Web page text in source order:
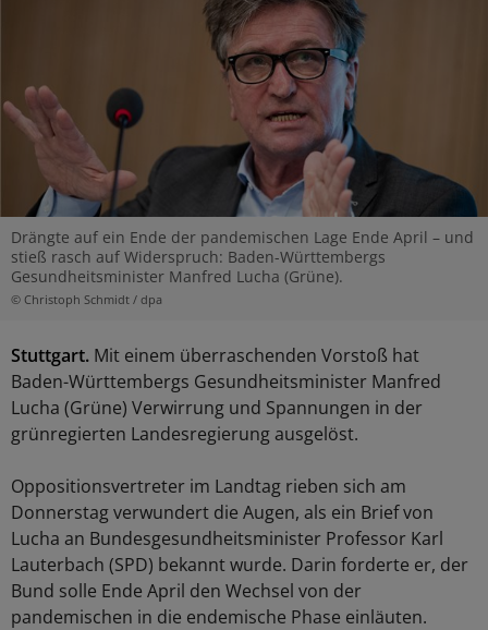
Drängte auf ein Ende der pandemischen Lage Ende April – und
stieß rasch auf Widerspruch: Baden-Württembergs
Gesundheitsminister Manfred Lucha (Grüne).
© Christoph Schmidt / dpa
Stuttgart. Mit einem überraschenden Vorstoß hat
Baden-Württembergs Gesundheitsminister Manfred
Lucha (Grüne) Verwirrung und Spannungen in der
grünregierten Landesregierung ausgelöst.
Oppositionsvertreter im Landtag rieben sich am
Donnerstag verwundert die Augen, als ein Brief von
Lucha an Bundesgesundheitsminister Professor Karl
Lauterbach (SPD) bekannt wurde. Darin forderte er, der
Bund solle Ende April den Wechsel von der
pandemischen in die endemische Phase einläuten.